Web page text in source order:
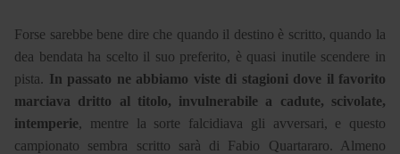
Forse sarebbe bene dire che quando il destino è scritto, quando la
dea bendata ha scelto il suo preferito, è quasi inutile scendere in
pista. In passato ne abbiamo viste di stagioni dove il favorito
marciava dritto al titolo, invulnerabile a cadute, scivolate,
intemperie, mentre la sorte falcidiava gli avversari, e questo
campionato sembra scritto sarà di Fabio Quartararo. Almeno